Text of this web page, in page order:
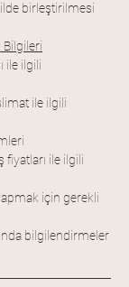
birleştirilmesi
ile ilgili
ile ilgili
fiyatları ile ilgili
için gerekli
bilgilendirmeler